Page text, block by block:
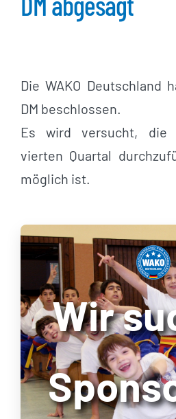
Die WAKO Deutschland
DM beschlossen.
Es wird versucht, die
vierten Quartal
möglich ist.
Wir